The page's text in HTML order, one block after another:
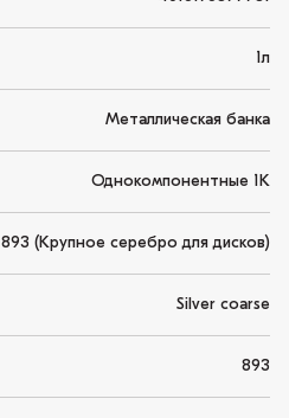
1л
Металлическая банка
Однокомпонентные 1K
893 (Крупное серебро для дисков)
Silver coarse
893